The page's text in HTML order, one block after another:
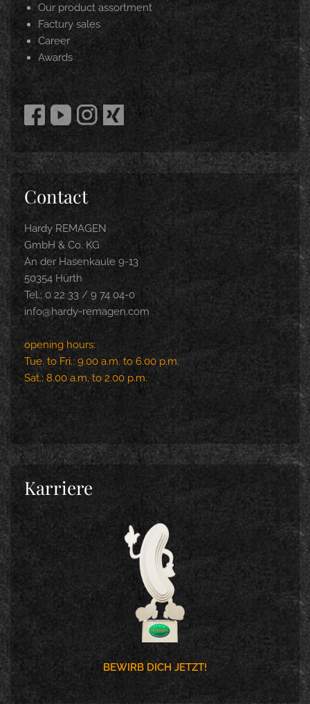
Our product assortment
Factury sales
Career
Awards
Contact
Hardy REMAGEN
GmbH & Co. KG
An der Hasenkaule 9-13
50354 Hürth
Tel.: 0 22 33 / 9 74 04-0
info@hardy-remagen.com
opening hours:
Tue. to Fri.: 9.00 a.m. to 6.00 p.m.
Sat.: 8.00 a.m. to 2.00 p.m.
Karriere
BEWIRB DICH JETZT!